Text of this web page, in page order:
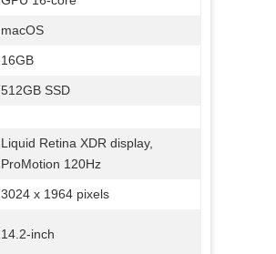
macOS
16GB
512GB SSD
Liquid Retina XDR display,
ProMotion 120Hz
3024 x 1964 pixels
14.2-inch